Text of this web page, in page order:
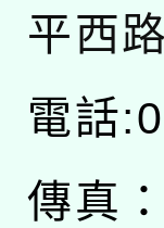
平西
電話
傳真